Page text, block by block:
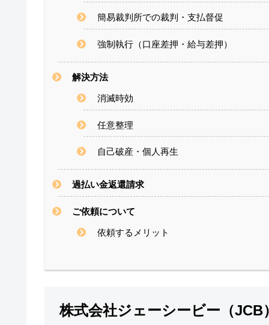
簡易裁判所での裁判・支払督促
強制執行（口座差押・給与差押）
解決方法
消滅時効
任意整理
自己破産・個人再生
過払い金返還請求
ご依頼について
依頼するメリット
株式会社ジェーシービー（JCB